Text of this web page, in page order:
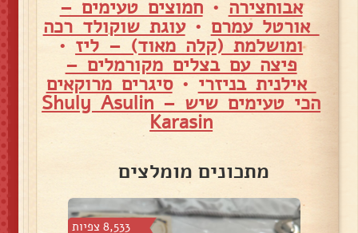
אבוחצירה •חמוצים טעימים –
אורטל עמרם •עוגת שוקולד רכה
ומושלמת (קלה מאוד) – ליז •
פיצה עם בצלים מקורמלים –
אילנית בניזרי •סיגרים מרוקאים
הכי טעימים שיש – Shuly Asulin
Karasin
מתכונים מומלצים
8,533 צפיות